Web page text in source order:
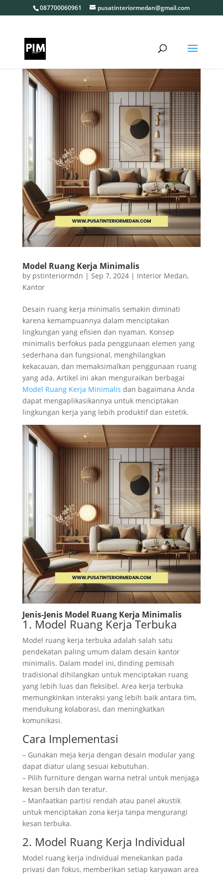
087700060961 pusatinteriormedan@gmail.com
Model Ruang Kerja Minimalis
by pstinteriormdn | Sep 7, 2024| Interior Medan,
Kantor
Desain ruang kerja minimalis semakin diminati
karena kemampuannya dalam menciptakan
lingkungan yang efisien dan nyaman. Konsep
minimalis berfokus pada penggunaan elemen yang
sederhana dan fungsional, menghilangkan
kekacauan, dan memaksimalkan penggunaan ruang
yang ada. Artikel ini akan menguraikan berbagai
Model Ruang Kerja Minimalis dan bagaimana Anda
dapat mengaplikasikannya untuk menciptakan
lingkungan kerja yang lebih produktif dan estetik.
Jenis-Jenis Model Ruang Kerja Minimalis
1. Model Ruang Kerja Terbuka
Model ruang kerja terbuka adalah salah satu
pendekatan paling umum dalam desain kantor
minimalis. Dalam model ini, dinding pemisah
tradisional dihilangkan untuk menciptakan ruang
yang lebih luas dan fleksibel. Area kerja terbuka
memungkinkan interaksi yang lebih baik antara tim,
mendukung kolaborasi, dan meningkatkan
komunikasi.
Cara Implementasi
– Gunakan meja kerja dengan desain modular yang
dapat diatur ulang sesuai kebutuhan.
– Pilih furniture dengan warna netral untuk menjaga
kesan bersih dan teratur.
– Manfaatkan partisi rendah atau panel akustik
untuk menciptakan zona kerja tanpa mengurangi
kesan terbuka.
2. Model Ruang Kerja Individual
Model ruang kerja individual menekankan pada
privasi dan fokus, memberikan setiap karyawan area